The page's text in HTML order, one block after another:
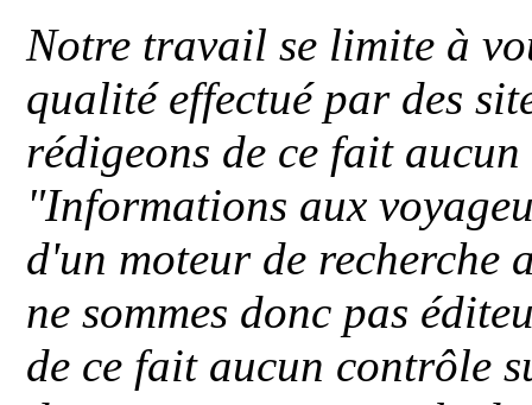
Notre travail se limite à
qualité effectué par des
rédigeons de ce fait
"Informations aux
d'un moteur de recherche
ne sommes donc pas
de ce fait aucun contrôle